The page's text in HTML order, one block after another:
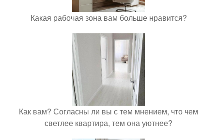
Какая рабочая зона вам больше нравится?
Как вам? Согласны ли вы с тем мнением, что чем
светлее квартира, тем она уютнее?